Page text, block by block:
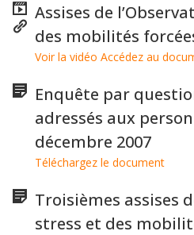
Assises de
des mobilités
Voir la vidéo Accédez au
Enquête par
adressés aux
décembre 2007
Téléchargez le document
Troisièmes assises
stress et des